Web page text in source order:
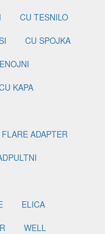
CU TESNILO
CU SPOJKA
KAPA
FLARE ADAPTER
ELICA
WELL